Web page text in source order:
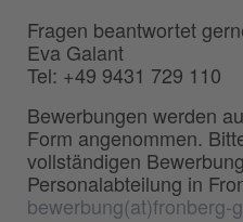
Fragen beantwortet
Eva Galant
Tel: +49 9431 729 110
Bewerbungen werden
Form angenommen.
vollständigen
Personalabteilung in
bewerbung(at)fronberg-